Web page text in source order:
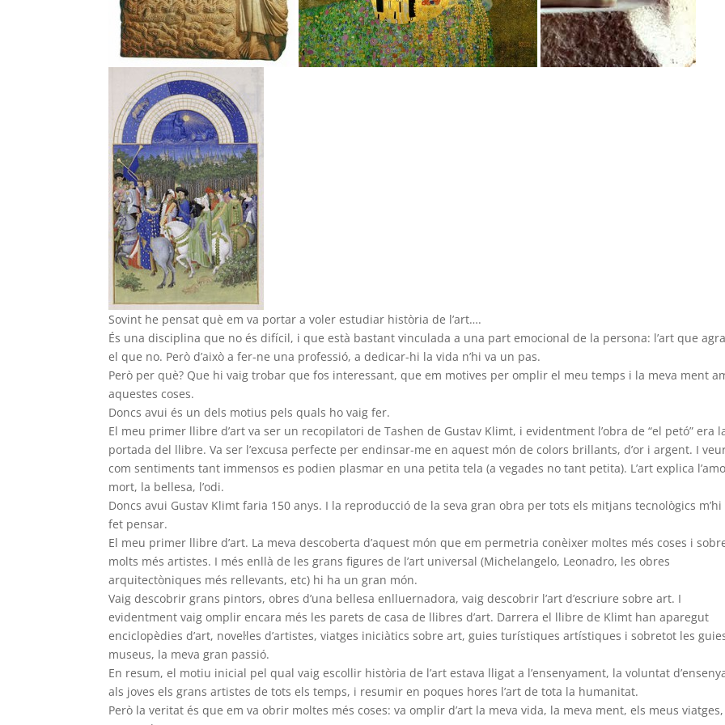
Sovint he pensat què em va portar a voler estudiar història de l’art….
És una disciplina que no és difícil, i que està bastant vinculada a una part emocional de la persona: l’art que
el que no. Però d’això a fer-ne una professió, a dedicar-hi la vida n’hi va un pas.
Però per què? Que hi vaig trobar que fos interessant, que em motives per omplir el meu temps i la meva ment
aquestes coses.
Doncs avui és un dels motius pels quals ho vaig fer.
El meu primer llibre d’art va ser un recopilatori de Tashen de Gustav Klimt, i evidentment l’obra de “el petó” era
portada del llibre. Va ser l’excusa perfecte per endinsar-me en aquest món de colors brillants, d’or i argent. I
com sentiments tant immensos es podien plasmar en una petita tela (a vegades no tant petita). L’art explica
mort, la bellesa, l’odi.
Doncs avui Gustav Klimt faria 150 anys. I la reproducció de la seva gran obra per tots els mitjans tecnològics m’hi
fet pensar.
El meu primer llibre d’art. La meva descoberta d’aquest món que em permetria conèixer moltes més coses i
molts més artistes. I més enllà de les grans figures de l’art universal (Michelangelo, Leonadro, les obres
arquitectòniques més rellevants, etc) hi ha un gran món.
Vaig descobrir grans pintors, obres d’una bellesa enlluernadora, vaig descobrir l’art d’escriure sobre art. I
evidentment vaig omplir encara més les parets de casa de llibres d’art. Darrera el llibre de Klimt han aparegut
enciclopèdies d’art, novel·les d’artistes, viatges iniciàtics sobre art, guies turístiques artístiques i sobretot les
museus, la meva gran passió.
En resum, el motiu inicial pel qual vaig escollir història de l’art estava lligat a l’ensenyament, la voluntat
als joves els grans artistes de tots els temps, i resumir en poques hores l’art de tota la humanitat.
Però la veritat és que em va obrir moltes més coses: va omplir d’art la meva vida, la meva ment, els meus